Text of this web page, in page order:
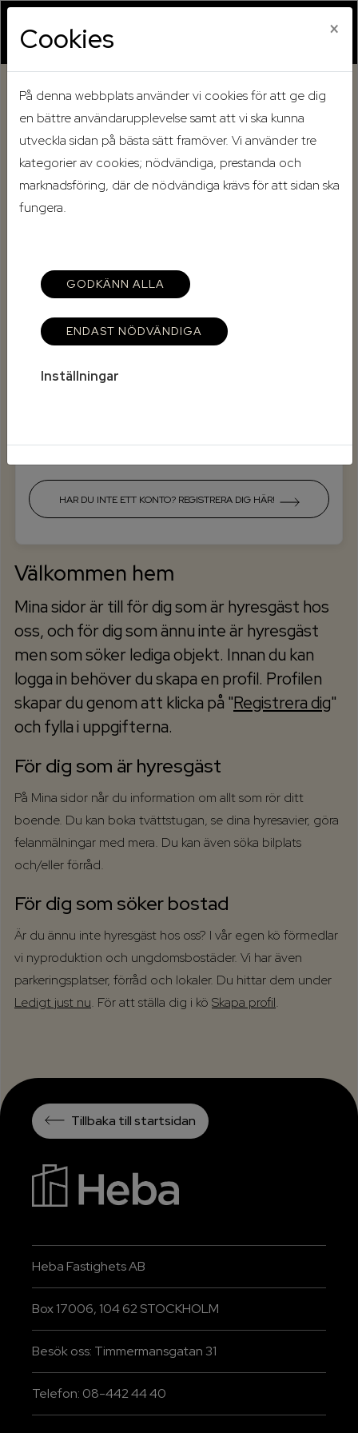
Hem Mina sidor
Mina sidor
Starta Mobilt BankID
HAR DU INTE ETT KONTO? REGISTRERA DIG HÄR!
Välkommen hem
Mina sidor är till för dig som är hyresgäst hos
oss, och för dig som ännu inte är hyresgäst
men som söker lediga objekt. Innan du kan
logga in behöver du skapa en profil. Profilen
skapar du genom att klicka på "Registrera dig"
och fylla i uppgifterna.
För dig som är hyresgäst
På Mina sidor når du information om allt som rör ditt
boende. Du kan boka tvättstugan, se dina hyresavier, göra
felanmälningar med mera. Du kan även söka bilplats
och/eller förråd.
För dig som söker bostad
Är du ännu inte hyresgäst hos oss? I vår egen kö förmedlar
vi nyproduktion och ungdomsbostäder. Vi har även
parkeringsplatser, förråd och lokaler. Du hittar dem under
Ledigt just nu. För att ställa dig i kö Skapa profil.
Tillbaka till startsidan
Heba Fastighets AB
Box 17006, 104 62 STOCKHOLM
Besök oss: Timmermansgatan 31
Telefon: 08-442 44 40
Cookies ×
På denna webbplats använder vi cookies för att ge dig
en bättre användarupplevelse samt att vi ska kunna
utveckla sidan på bästa sätt framöver. Vi använder tre
kategorier av cookies; nödvändiga, prestanda och
marknadsföring, där de nödvändiga krävs för att sidan ska
fungera.
GODKÄNN ALLA
ENDAST NÖDVÄNDIGA
Inställningar